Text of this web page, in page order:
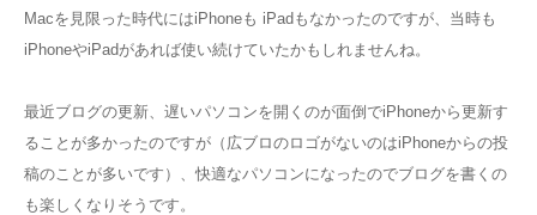
Macを見限った時代にはiPhoneも iPadもなかったのですが、当時も
iPhoneやiPadがあれば使い続けていたかもしれませんね。
最近ブログの更新、遅いパソコンを開くのが面倒でiPhoneから更新す
ることが多かったのですが（広ブロのロゴがないのはiPhoneからの投
稿のことが多いです）、快適なパソコンになったのでブログを書くの
も楽しくなりそうです。